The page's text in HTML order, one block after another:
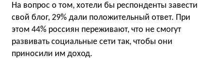
На вопрос о том, хотели бы респонденты завести
свой блог, 29% дали положительный ответ. При
этом 44% россиян переживают, что не смогут
развивать социальные сети так, чтобы они
приносили им доход.